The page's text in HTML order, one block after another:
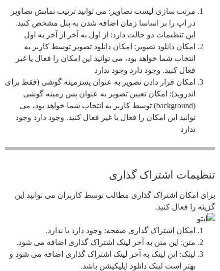
مرتب سازی لیست تصاویر: می توانید ترتیب نمایش تصاویر
در اپ را بر اساسا زمان اضافه شدن به پنل مشخص کنید.
این تنظیمات دو حالت دارد: از اول به آخر از آخر به اول
امکان دانلود تصویر: امکان دانلود تصویر توسط کاربر به
انتخاب شما خواهد بود، می توانید این امکان را فعال یا غیر
فعال کنید. وجود دارد وجود ندارد
امکان قرار دادن تصویر به عنوان پسزمینه گوشی (فقط برای
اندروید): امکان تعیین تصویر به عنوان پس زمینه گوشی
(background) توسط کاربر به انتخاب شما خواهد بود، می
توانید این امکان را فعال یا غیر فعال کنید. وجود دارد وجود
ندارد
تنظیمات اشتراک گذاری
برای امکان اشتراک گذاری مطالب توسط کاربران می توانید این
گزینه را فعال کنید.
امکان اشتراک گذاری صفحه: وجود دارد یا ندارد.
متن: این متن به آخر لینک اشتراک گذاری اضافه می شود.
لینک: این لینک به آخر لینک اشتراک گذاری اضافه می شود و
بهتر است لینک دانلود اپلیکیشن باشد.